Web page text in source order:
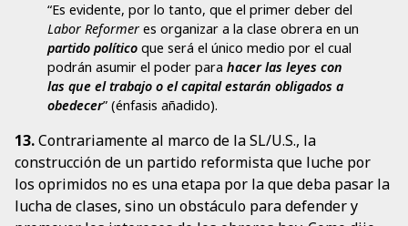
“Es evidente, por lo tanto, que el primer deber del
Labor Reformer es organizar a la clase obrera en un
partido político que será el único medio por el cual
podrán asumir el poder para hacer las leyes con
las que el trabajo o el capital estarán obligados a
obedecer” (énfasis añadido).
13.Contrariamente al marco de la SL/U.S., la
construcción de un partido reformista que luche por
los oprimidos no es una etapa por la que deba pasar la
lucha de clases, sino un obstáculo para defender y